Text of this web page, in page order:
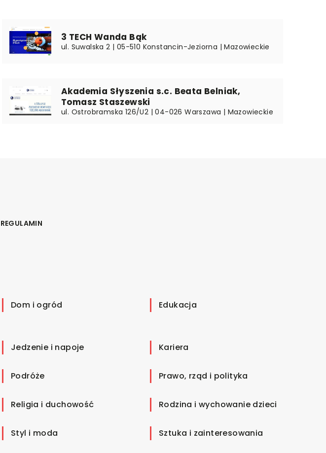
3 TECH Wanda Bąk
ul. Suwalska 2 | 05-510 Konstancin-Jeziorna | Mazowieckie
Akademia Słyszenia s.c. Beata Belniak,
Tomasz Staszewski
ul. Ostrobramska 126/U2 | 04-026 Warszawa | Mazowieckie
REGULAMIN
Dom i ogród Edukacja
Jedzenie i napoje Kariera
Podróże Prawo, rząd i polityka
Religia i duchowość Rodzina i wychowanie dzieci
Styl i moda Sztuka i zainteresowania